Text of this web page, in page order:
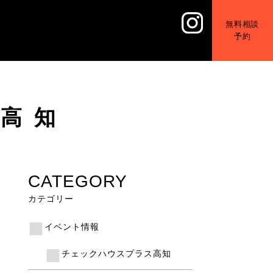
無料相談
予約
知
CATEGORY
カテゴリー
イベント情報
チェックハウスプラス高知